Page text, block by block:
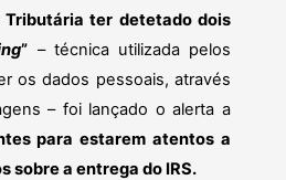
Tributária ter detetado dois
” – técnica utilizada pelos
os dados pessoais, através
– foi lançado o alerta a
para estarem atentos a
sobre a entrega do IRS.